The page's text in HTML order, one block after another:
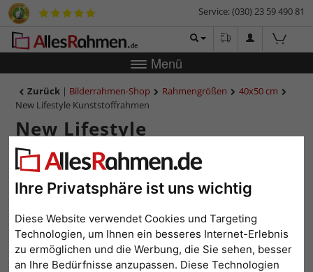
Ihre Privatsphäre ist uns wichtig
Diese Website verwendet Cookies und Targeting
Technologien, um Ihnen ein besseres Internet-Erlebnis
zu ermöglichen und die Werbung, die Sie sehen, besser
an Ihre Bedürfnisse anzupassen. Diese Technologien
Service: (030) 23 59 490 81
Menü
Zurück | Bilderrahmen-Shop Rahmengrößen
40x50 cm
New Lifestyle Kunststoffrahmen
New Lifestyle
Kunststoffrahmen